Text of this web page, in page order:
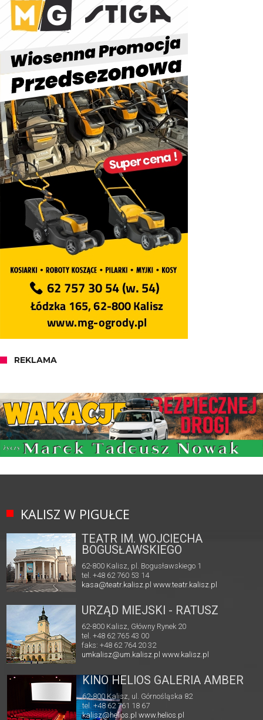
REKLAMA
KALISZ W PIGUŁCE
TEATR IM. WOJCIECHA
BOGUSŁAWSKIEGO
62-800 Kalisz, pl. Bogusławskiego 1
tel. +48 62 760 53 14
kasa@teatr.kalisz.pl www.teatr.kalisz.pl
URZĄD MIEJSKI - RATUSZ
62-800 Kalisz, Główny Rynek 20
tel. +48 62 765 43 00
faks: +48 62 764 20 32
umkalisz@um.kalisz.plwww.kalisz.pl
KINO HELIOS GALERIA AMBER
62-800 Kalisz, ul. Górnośląska 82
tel. +48 62 761 18 67
kalisz@helios.pl www.helios.pl